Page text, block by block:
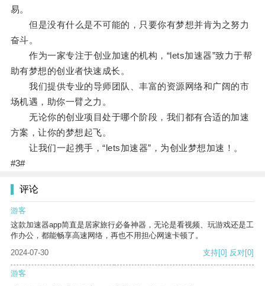
易。
但是没有什么是不可能的，只要你有梦想并肯为之努力
奋斗。
作为一家专注于创业加速的机构，“lets加速器”致力于帮
助有梦想的创业者快速成长。
我们提供专业的导师团队、丰富的资源网络和广阔的市
场机遇，助你一臂之力。
无论你的创业项目处于哪个阶段，我们都有合适的加速
方案，让你的梦想起飞。
让我们一起携手，“lets加速器”，为创业梦想加速！。
#3#
评论
游客
这款加速器app简直是居家旅行必备神器，无论是看视频、玩游戏还是工
作办公，都能畅享高速网络，再也不用担心网速卡顿了。
2024-07-30
支持[0] 反对[0]
游客